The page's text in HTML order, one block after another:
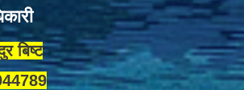
बिष्ट